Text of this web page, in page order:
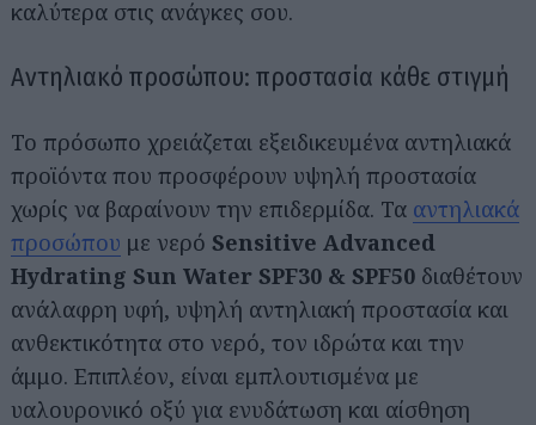
καλύτερα στις ανάγκες σου.
Αντηλιακό προσώπου: προστασία κάθε στιγμή
Το πρόσωπο χρειάζεται εξειδικευμένα αντηλιακά
προϊόντα που προσφέρουν υψηλή προστασία
χωρίς να βαραίνουν την επιδερμίδα. Τα αντηλιακά
προσώπου με νερό Sensitive Advanced
Hydrating Sun Water SPF30 & SPF50 διαθέτουν
ανάλαφρη υφή, υψηλή αντηλιακή προστασία και
ανθεκτικότητα στο νερό, τον ιδρώτα και την
άμμο. Επιπλέον, είναι εμπλουτισμένα με
υαλουρονικό οξύ για ενυδάτωση και αίσθηση